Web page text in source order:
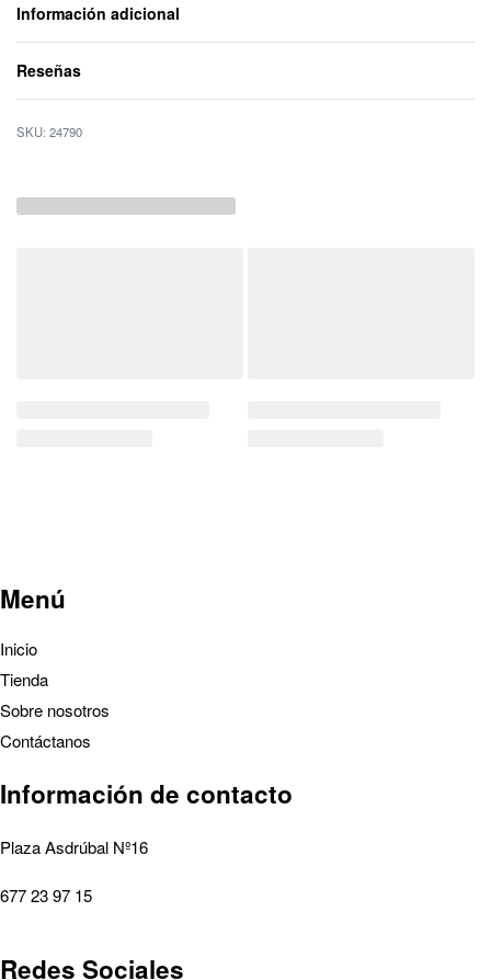
Información adicional
Reseñas
24790
Menú
Inicio
Tienda
Sobre nosotros
Contáctanos
Información de contacto
Plaza Asdrúbal Nº16
677 23 97 15
Redes Sociales